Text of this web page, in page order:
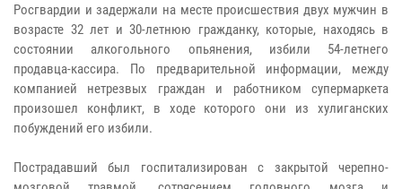
Росгвардии и задержали на месте происшествия двух мужчин в
возрасте 32 лет и 30-летнюю гражданку, которые, находясь в
состоянии алкогольного опьянения, избили 54-летнего
продавца-кассира. По предварительной информации, между
компанией нетрезвых граждан и работником супермаркета
произошел конфликт, в ходе которого они из хулиганских
побуждений его избили.
Пострадавший был госпитализирован с закрытой черепно-